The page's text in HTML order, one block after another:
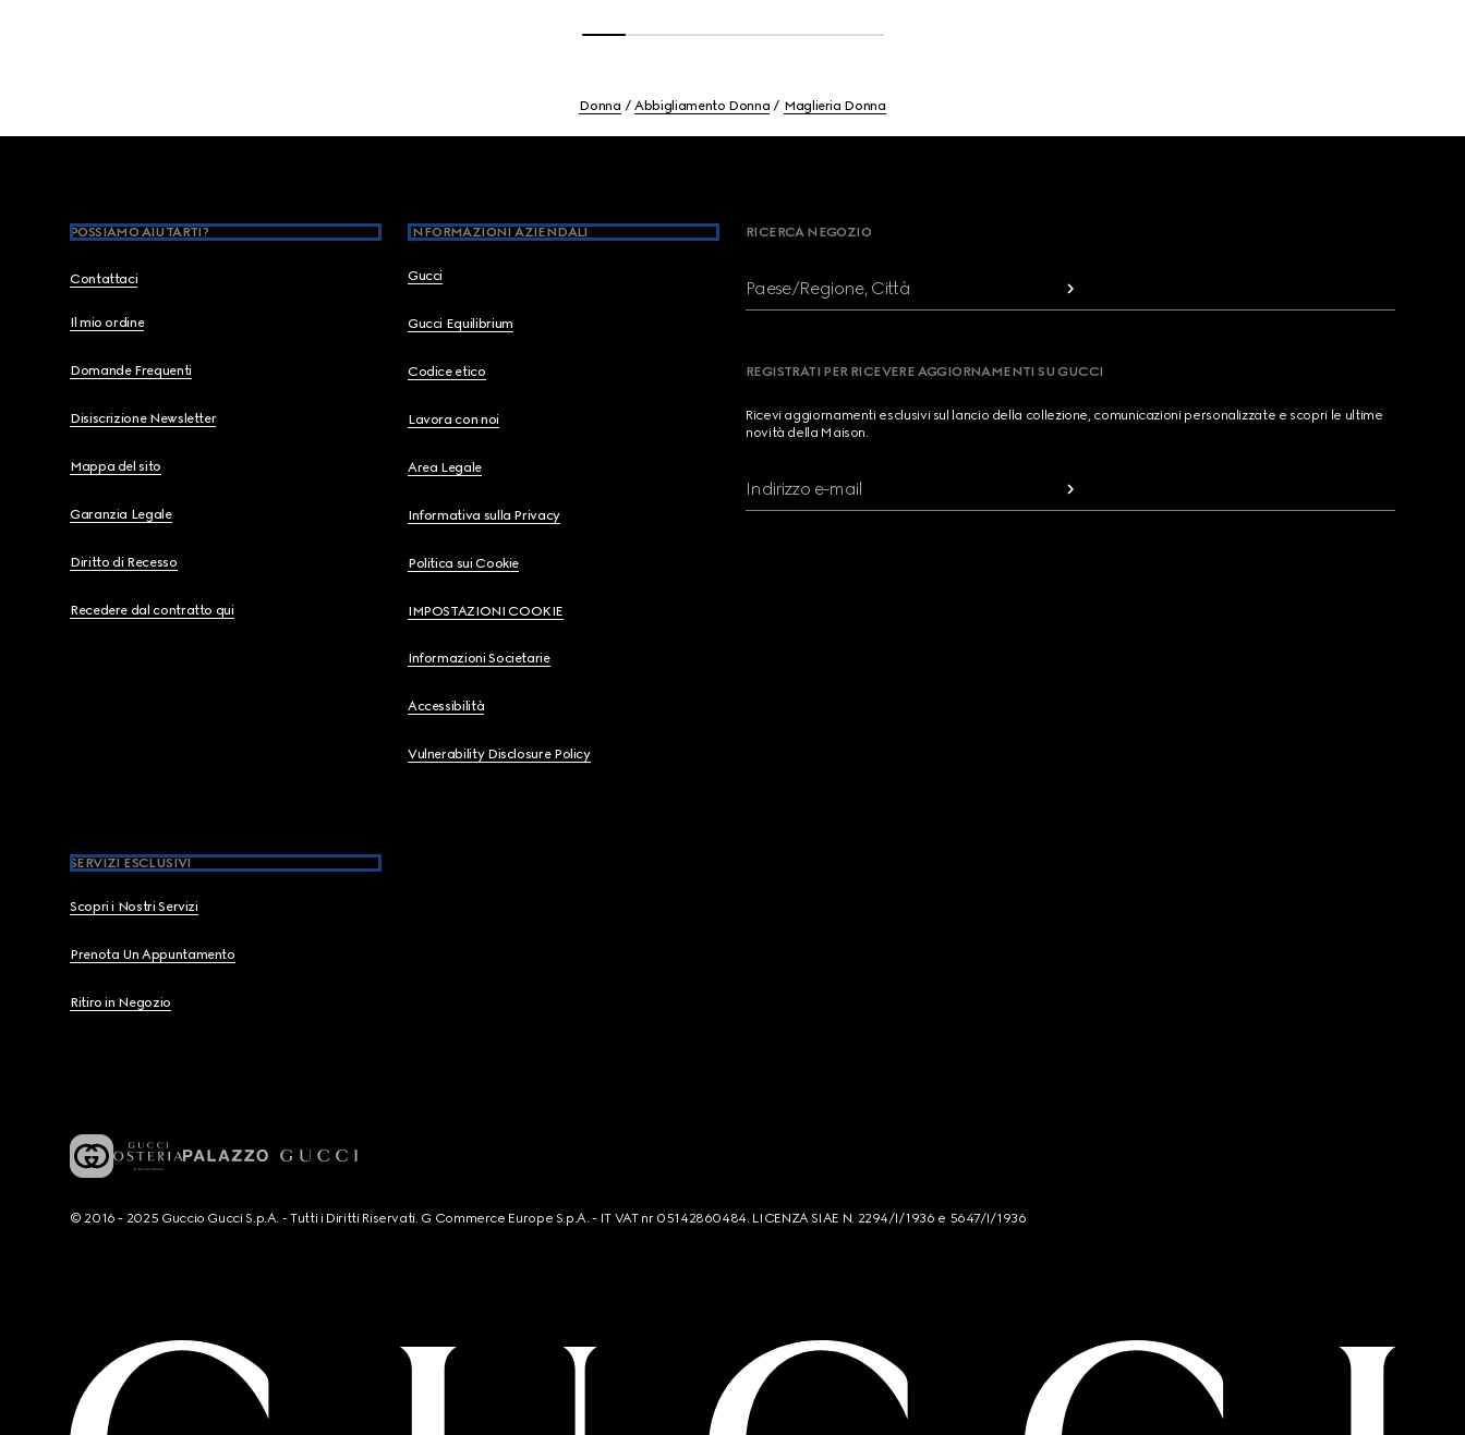
Donna Abbigliamento Donna Maglieria Donna
POSSIAMO AIUTARTI?
Contattaci
Il mio ordine
Domande Frequenti
Disiscrizione Newsletter
Mappa del sito
Garanzia Legale
Diritto di Recesso
Recedere dal contratto qui
INFORMAZIONI AZIENDALI
Gucci
Gucci Equilibrium
Codice etico
Lavora con noi
Area Legale
Informativa sulla Privacy
Politica sui Cookie
IMPOSTAZIONI COOKIE
Informazioni Societarie
Accessibilità
Vulnerability Disclosure Policy
SERVIZI ESCLUSIVI
Scopri i Nostri Servizi
Prenota Un Appuntamento
Ritiro in Negozio
RICERCA NEGOZIO
Paese/Regione, Città
REGISTRATI PER RICEVERE AGGIORNAMENTI SU GUCCI
Ricevi aggiornamenti esclusivi sul lancio della collezione, comunicazioni personalizzate e scopri le ultime
novità della Maison.
Indirizzo e-mail
© 2016 - 2025 Guccio Gucci S.p.A. - Tutti i Diritti Riservati. G Commerce Europe S.p.A. - IT VAT nr 05142860484. LICENZA SIAE N. 2294/I/1936 e 5647/I/1936